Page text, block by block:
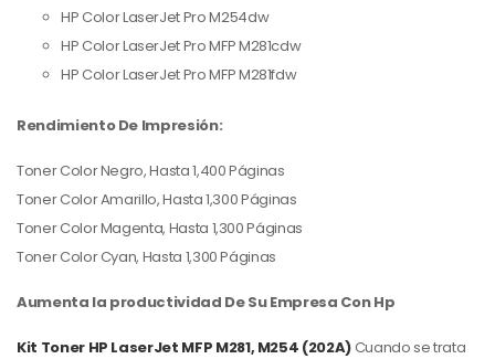
HP Color LaserJet Pro M254dw
HP Color LaserJet Pro MFP M281cdw
HP Color LaserJet Pro MFP M281fdw
Rendimiento De Impresión:
Toner Color Negro, Hasta 1,400 Páginas
Toner Color Amarillo, Hasta 1,300 Páginas
Toner Color Magenta, Hasta 1,300 Páginas
Toner Color Cyan, Hasta 1,300 Páginas
Aumenta la productividad De Su Empresa Con Hp
Kit Toner HP LaserJet MFP M281, M254 (202A)Cuando se trata